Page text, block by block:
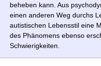
beheben kann. Aus
einen anderen Weg durchs
autistischen Lebensstil eine
des Phänomens ebenso
Schwierigkeiten.